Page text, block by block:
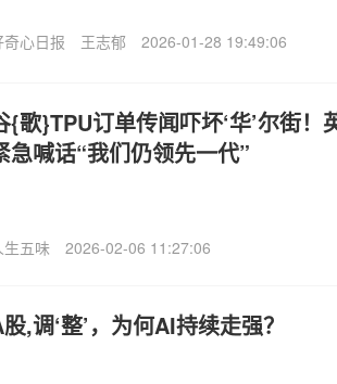
奇心日报 王志郁 2026-01-28 19:49:06
{歌}TPU订单传闻吓坏‘华’尔街！
急喊话“我们仍领先一代”
生五味 2026-02-06 11:27:06
,调‘整’，为何AI持续走强？